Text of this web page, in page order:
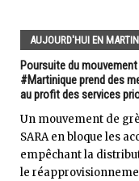
AUJOURD'HUI EN
Poursuite du
#Martinique prend des
au profit des services
Un mouvement de
SARA en bloque les
empêchant la
le